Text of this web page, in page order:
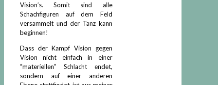
Vision’s. Somit sind alle
Schachfiguren auf dem Feld
versammelt und der Tanz kann
beginnen!
Dass der Kampf Vision gegen
Vision nicht einfach in einer
“materiellen” Schlacht endet,
sondern auf einer anderen